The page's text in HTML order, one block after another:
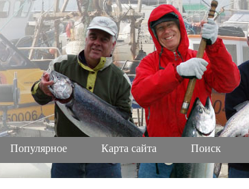
Популярное Карта сайта Поиск